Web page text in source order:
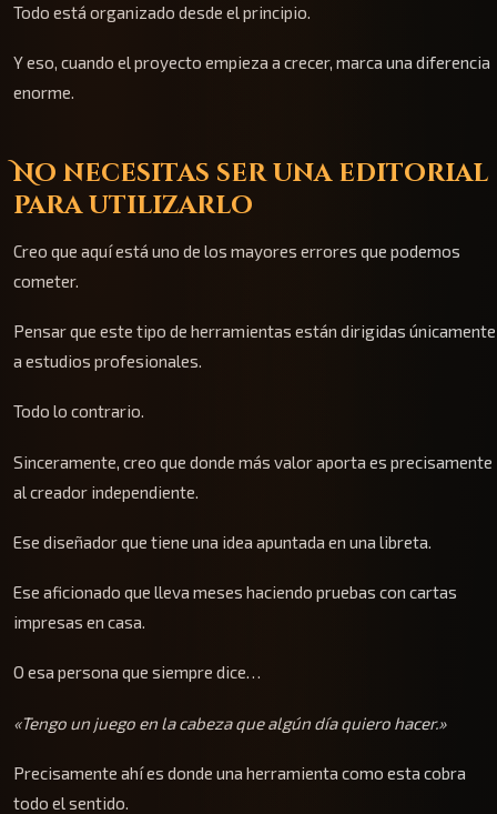
Todo está organizado desde el principio.
Y eso, cuando el proyecto empieza a crecer, marca una diferencia
enorme.
No necesitas ser una editorial
para utilizarlo
Creo que aquí está uno de los mayores errores que podemos
cometer.
Pensar que este tipo de herramientas están dirigidas únicamente
a estudios profesionales.
Todo lo contrario.
Sinceramente, creo que donde más valor aporta es precisamente
al creador independiente.
Ese diseñador que tiene una idea apuntada en una libreta.
Ese aficionado que lleva meses haciendo pruebas con cartas
impresas en casa.
O esa persona que siempre dice…
«Tengo un juego en la cabeza que algún día quiero hacer.»
Precisamente ahí es donde una herramienta como esta cobra
todo el sentido.